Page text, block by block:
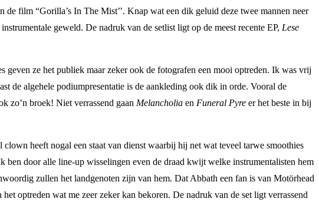
film “Gorilla’s In The Mist’’. Knap wat een dik geluid deze twee mannen neer
geweld. De nadruk van de setlist ligt op de meest recente EP, Lese
geven ze het publiek maar zeker ook de fotografen een mooi optreden. Ik was vrij
de algehele podiumpresentatie is de aankleding ook dik in orde. Vooral de
zo’n broek! Niet verrassend gaan Melancholia en Funeral Pyre er het beste in bij
heeft nogal een staat van dienst waarbij hij net wat teveel tarwe smoothies
ben door alle line-up wisselingen even de draad kwijt welke instrumentalisten hem
zullen het landgenoten zijn van hem. Dat Abbath een fan is van Motörhead
optreden wat me zeer zeker kan bekoren. De nadruk van de set ligt verrassend